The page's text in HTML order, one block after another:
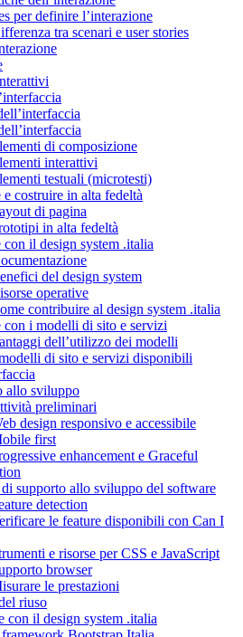
per definire l’interazione
tra scenari e user stories
di composizione
interattivi
testuali (microtesti)
e costruire in alta fedeltà
di pagina
in alta fedeltà
con il design system .italia
del design system
operative
contribuire al design system .italia
con i modelli di sito e servizi
dell’utilizzo dei modelli
di sito e servizi disponibili
allo sviluppo
preliminari
design responsivo e accessibile
first
enhancement e Graceful
supporto allo sviluppo del software
detection
le feature disponibili con Can I
e risorse per CSS e JavaScript
browser
le prestazioni
riuso
con il design system .italia